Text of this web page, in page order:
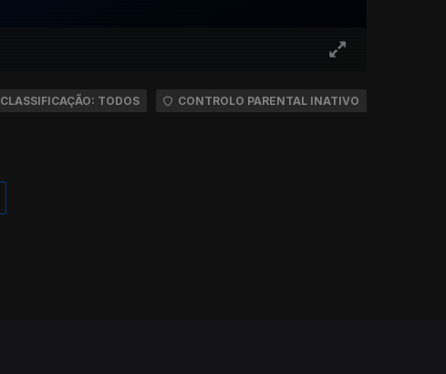
CLASSIFICAÇÃO: TODOS CONTROLO PARENTAL INATIVO